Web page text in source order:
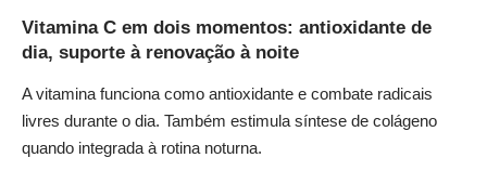
Vitamina C em dois momentos: antioxidante de
dia, suporte à renovação à noite
A vitamina funciona como antioxidante e combate radicais
livres durante o dia. Também estimula síntese de colágeno
quando integrada à rotina noturna.